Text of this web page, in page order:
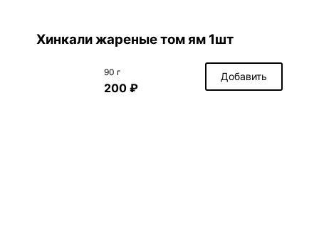
Хинкали жареные том ям 1шт
90 г
200 ₽
Добавить